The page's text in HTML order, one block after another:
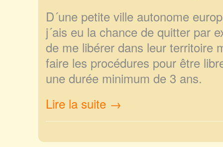
D´une petite ville autonome
j´ais eu la chance de quitter par
de me libérer dans leur territoire
faire les procédures pour être
une durée minimum de 3 ans.
Lire la suite →